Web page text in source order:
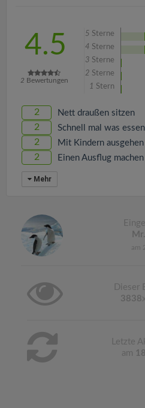
4.5
2 Bewertungen
5 Sterne
4 Sterne
3 Sterne
2 Sterne
1 Stern
2 Nett draußen sitzen
2 Schnell mal was essen
2 Mit Kindern ausgehen
2 Einen Ausflug machen
Mehr
am
Dieser
3838
Letzte
am